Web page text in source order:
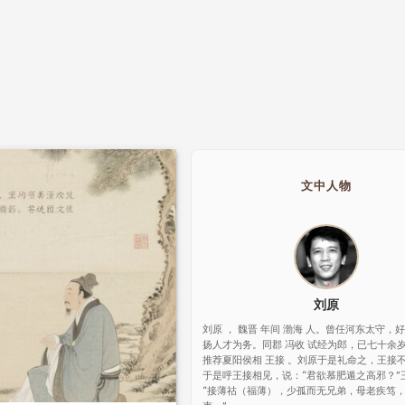
文中人物
刘原
刘原 ， 魏晋 年间 渤海 人。曾任河东太守，
扬人才为务。同郡 冯收 试经为郎，已七十余
推荐夏阳侯相 王接 。刘原于是礼命之，王接
于是呼王接相见，说：“君欲慕肥遁之高邪？”
“接薄祜（福薄），少孤而无兄弟，母老疾笃